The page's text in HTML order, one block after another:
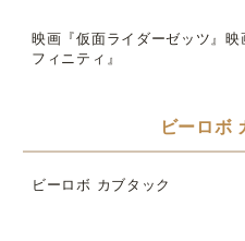
映画『仮面ライダーゼッツ』
フィニティ』
ビーロボ
ビーロボ カブタック